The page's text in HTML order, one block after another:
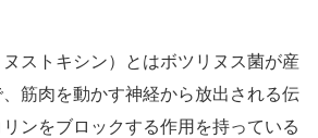
ストキシン）とはボツリヌス菌が産
筋肉を動かす神経から放出される伝
ンをブロックする作用を持っている